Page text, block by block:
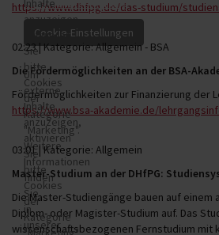
Datenschutzerklärung.
https://www.dhfpg.de/das-studium/
Inhalte
anzuzeigen,
aktivieren
Sie
bitte
Cookies
der
Kategorie
"Marketing".
Weitere
Informationen
finden
Sie
in
unserer
02:23 | Kategorie: Allgemein - BSA
Die Fördermöglichkeiten an der BSA-
Fördermöglichkeiten zur Finanzierung der
https://www.bsa-akademie.de/
Um
externe
Inhalte
anzuzeigen,
aktivieren
Sie
bitte
Cookies
der
Kategorie
03:01 | Kategorie: Allgemein
Master-Studium an der DHfPG:
Die Master-Studiengänge bauen auf einem
Diplom- oder Magister-Studium auf. Das
wissenschaftsbezogenen Fernstudium mit